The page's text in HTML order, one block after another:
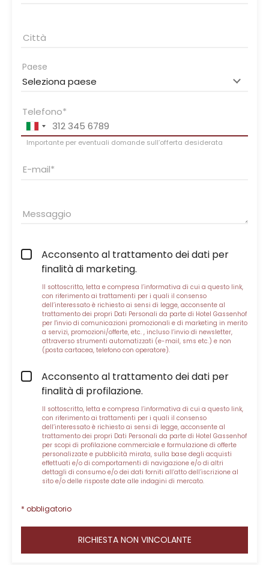
Città
Paese
Importante per eventuali domande sull’offerta desiderata
Telefono
E-mail
Messaggio
Acconsento al trattamento dei dati per
finalità di marketing.
Il sottoscritto, letta e compresa l’informativa di cui a questo link,
con riferimento ai trattamenti per i quali il consenso
dell’interessato è richiesto ai sensi di legge, acconsente al
trattamento dei propri Dati Personali da parte di Hotel Gassenhof
per l'invio di comunicazioni promozionali e di marketing in merito
a servizi, promozioni/offerte, etc. , incluso l’invio di newsletter,
attraverso strumenti automatizzati (e-mail, sms etc.) e non
(posta cartacea, telefono con operatore).
Acconsento al trattamento dei dati per
finalità di profilazione.
Il sottoscritto, letta e compresa l’informativa di cui a questo link,
con riferimento ai trattamenti per i quali il consenso
dell’interessato è richiesto ai sensi di legge, acconsente al
trattamento dei propri Dati Personali da parte di Hotel Gassenhof
per scopi di profilazione commerciale e formulazione di offerte
personalizzate e pubblicità mirata, sulla base degli acquisti
effettuati e/o di comportamenti di navigazione e/o di altri
dettagli di consumo e/o dei dati forniti all’atto dell’iscrizione al
sito e/o delle risposte date alle indagini di mercato.
* obbligatorio
RICHIESTA NON VINCOLANTE